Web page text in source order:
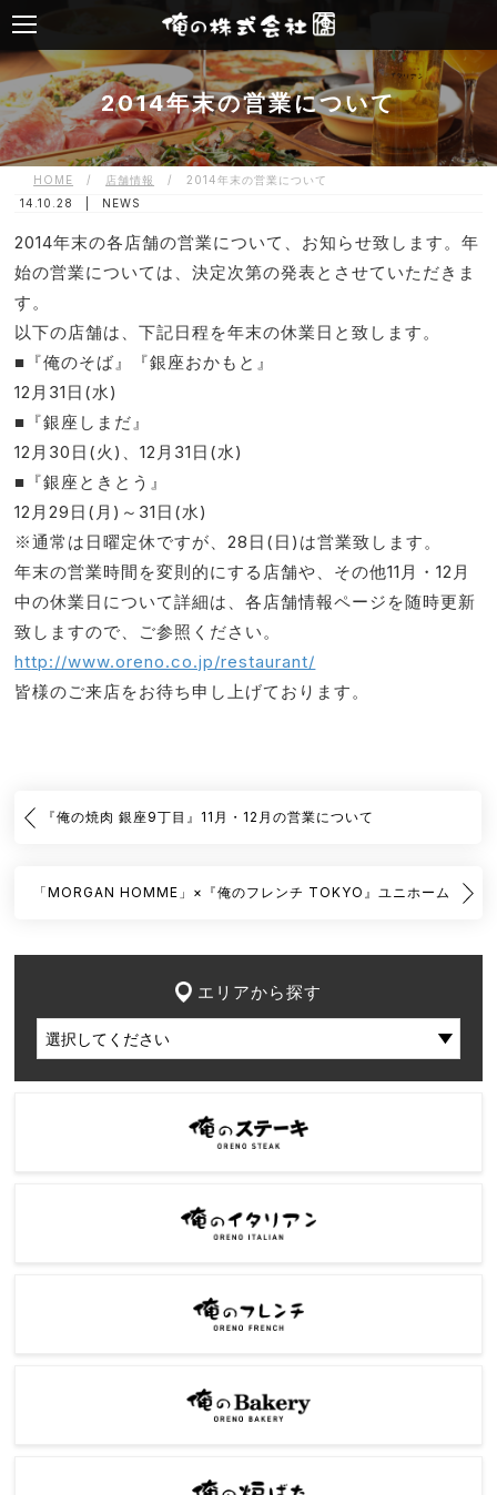
2014年末の営業について
HOME / 店舗情報 /
2014年末の営業について
14.10.28 |
NEWS
2014年末の各店舗の営業について、お知らせ致します。年
始の営業については、決定次第の発表とさせていただきま
す。
以下の店舗は、下記日程を年末の休業日と致します。
■『俺のそば』『銀座おかもと』
12月31日(水)
■『銀座しまだ』
12月30日(火)、12月31日(水)
■『銀座ときとう』
12月29日(月)～31日(水)
※通常は日曜定休ですが、28日(日)は営業致します。
年末の営業時間を変則的にする店舗や、その他11月・12月
中の休業日について詳細は、各店舗情報ページを随時更新
致しますので、ご参照ください。
http://www.oreno.co.jp/restaurant/
皆様のご来店をお待ち申し上げております。
『俺の焼肉 銀座9丁目』11月・12月の営業について
「MORGAN HOMME」×『俺のフレンチ TOKYO』ユニホーム
エリアから探す